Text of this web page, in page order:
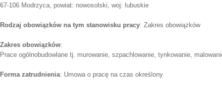
67-106 Modrzyca, powiat: nowosolski, woj: lubuskie
Rodzaj obowiązków na tym stanowisku pracy: Zakres obowiązków
Zakres obowiązków:
Prace ogólnobudowlane tj. murowanie, szpachlowanie, tynkowanie,
Forma zatrudnienia: Umowa o pracę na czas określony